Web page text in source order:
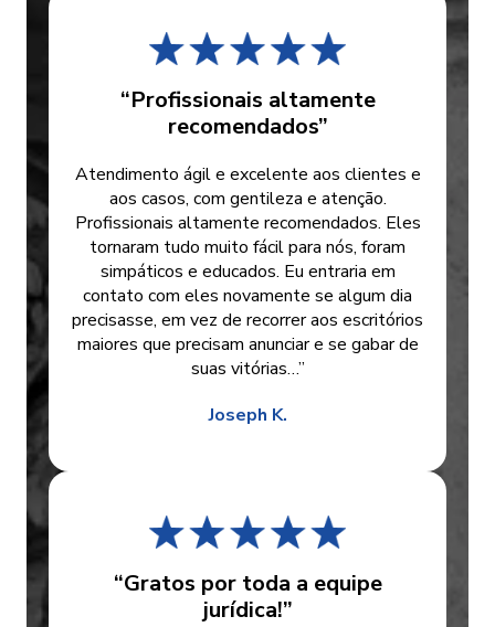
“Profissionais altamente
recomendados”
Atendimento ágil e excelente aos clientes e
aos casos, com gentileza e atenção.
Profissionais altamente recomendados. Eles
tornaram tudo muito fácil para nós, foram
simpáticos e educados. Eu entraria em
contato com eles novamente se algum dia
precisasse, em vez de recorrer aos escritórios
maiores que precisam anunciar e se gabar de
suas vitórias…”
Joseph K.
“Gratos por toda a equipe
jurídica!”